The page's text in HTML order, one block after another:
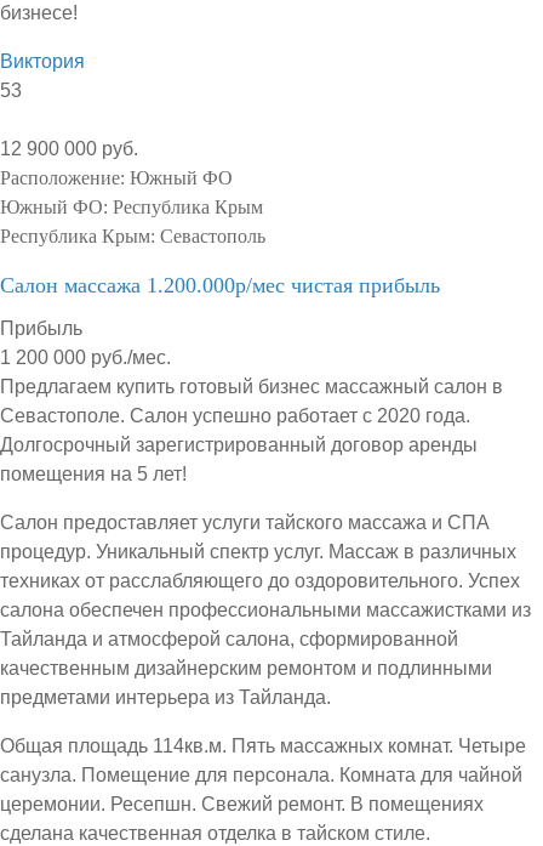
бизнесе!
Виктория
53
12 900 000 руб.
Расположение: Южный ФО
Южный ФО: Республика Крым
Республика Крым: Севастополь
Салон массажа 1.200.000р/мес чистая прибыль
Прибыль
1 200 000 руб./мес.
Предлагаем купить готовый бизнес массажный салон в
Севастополе. Салон успешно работает с 2020 года.
Долгосрочный зарегистрированный договор аренды
помещения на 5 лет!
Салон предоставляет услуги тайского массажа и СПА
процедур. Уникальный спектр услуг. Массаж в различных
техниках от расслабляющего до оздоровительного. Успех
салона обеспечен профессиональными массажистками из
Тайланда и атмосферой салона, сформированной
качественным дизайнерским ремонтом и подлинными
предметами интерьера из Тайланда.
Общая площадь 114кв.м. Пять массажных комнат. Четыре
санузла. Помещение для персонала. Комната для чайной
церемонии. Ресепшн. Свежий ремонт. В помещениях
сделана качественная отделка в тайском стиле.